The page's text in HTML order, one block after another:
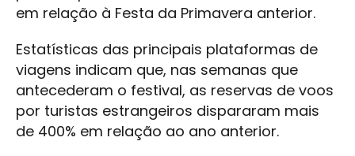
em relação à Festa da Primavera anterior.
Estatísticas das principais plataformas de
viagens indicam que, nas semanas que
antecederam o festival, as reservas de voos
por turistas estrangeiros dispararam mais
de 400% em relação ao ano anterior.